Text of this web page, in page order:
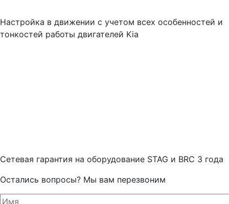
Настройка в движении с учетом всех особенностей и
тонкостей работы двигателей Kia
Cетевая гарантия на оборудование STAG и BRC 3 года
Остались вопросы? Мы вам перезвоним